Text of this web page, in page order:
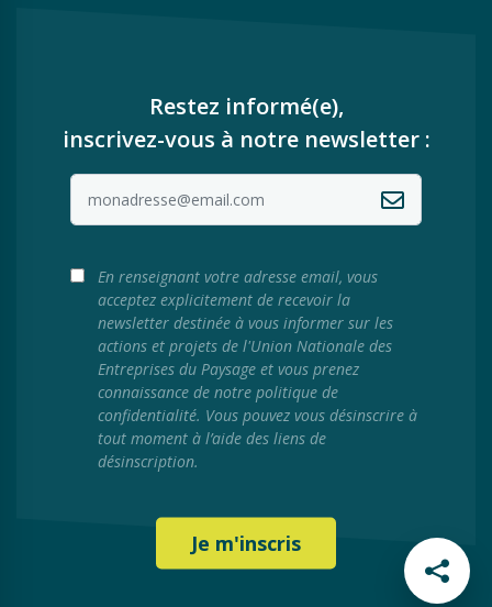
Restez informé(e),
inscrivez-vous à notre newsletter :
En renseignant votre adresse email, vous
acceptez explicitement de recevoir la
newsletter destinée à vous informer sur les
actions et projets de l'Union Nationale des
Entreprises du Paysage et vous prenez
connaissance de notre politique de
confidentialité. Vous pouvez vous désinscrire à
tout moment à l’aide des liens de
désinscription.